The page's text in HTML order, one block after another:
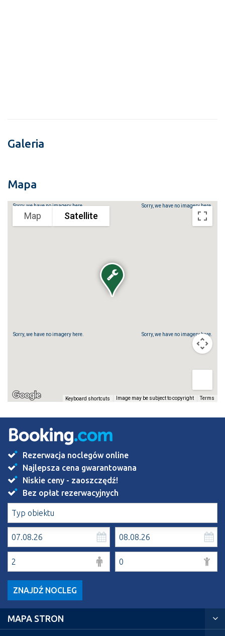
Galeria
Mapa
Sorry, we have no imagery here.
Sorry, we have no imagery here. Sorry, we have no imagery here.
Sorry, we have no imagery here.
Map Satellite
Keyboard shortcuts Image may be subject to copyright Terms
Rezerwacja noclegów online
Najlepsza cena gwarantowana
Niskie ceny - zaoszczędź!
Bez opłat rezerwacyjnych
ZNAJDŹ NOCLEG
MAPA STRON